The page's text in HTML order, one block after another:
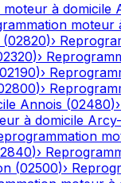
à domicile
moteur
(02820)›
)›
02190)›
)›
Annois (02480)›
à domicile
)›
(02500)›